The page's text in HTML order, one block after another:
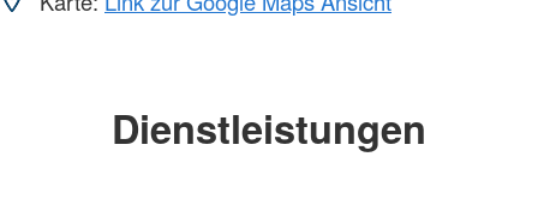
Dienstleistungen